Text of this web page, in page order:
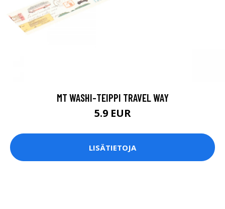
MT WASHI-TEIPPI TRAVEL WAY
5.9 EUR
LISÄTIETOJA